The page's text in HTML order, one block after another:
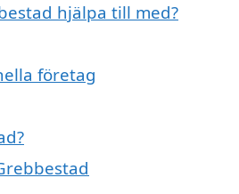
hjälpa till med?
företag